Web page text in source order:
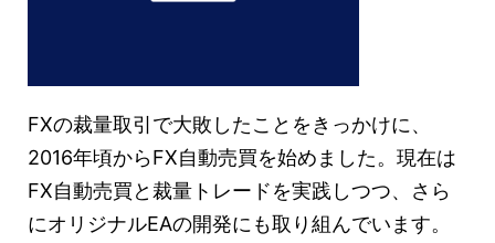
FXの裁量取引で大敗したことをきっかけに、
2016年頃からFX自動売買を始めました。現在は
FX自動売買と裁量トレードを実践しつつ、さら
にオリジナルEAの開発にも取り組んでいます。